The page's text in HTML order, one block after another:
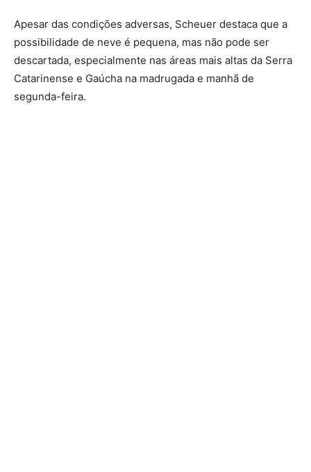
Apesar das condições adversas, Scheuer destaca que a
possibilidade de neve é pequena, mas não pode ser
descartada, especialmente nas áreas mais altas da Serra
Catarinense e Gaúcha na madrugada e manhã de
segunda-feira.